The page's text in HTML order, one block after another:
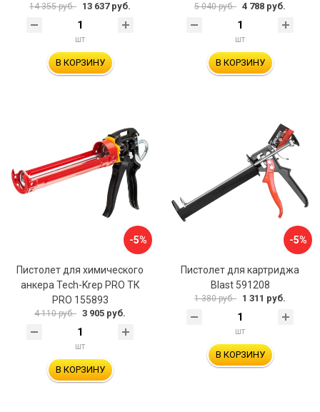
14 355 руб. 13 637 руб.
шт
В КОРЗИНУ
5 040 руб. 4 788 руб.
шт
В КОРЗИНУ
-5%
Пистолет для химического
анкера Tech-Krep PRO ТК
PRO 155893
4 110 руб. 3 905 руб.
шт
В КОРЗИНУ
-5%
Пистолет для картриджа
Blast 591208
1 380 руб. 1 311 руб.
шт
В КОРЗИНУ